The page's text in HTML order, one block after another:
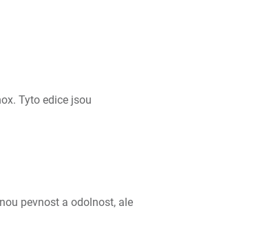
. Tyto edice jsou
pevnost a odolnost, ale